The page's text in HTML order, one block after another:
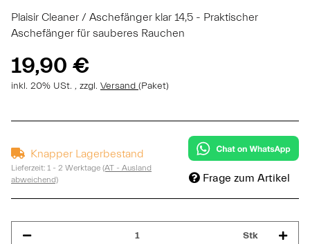
Plaisir Cleaner / Aschefänger klar 14,5 - Praktischer
Aschefänger für sauberes Rauchen
19,90 €
inkl. 20% USt. , zzgl. Versand (Paket)
Knapper Lagerbestand
Lieferzeit: 1 - 2 Werktage (AT - Ausland
abweichend)
Frage zum Artikel
Stk